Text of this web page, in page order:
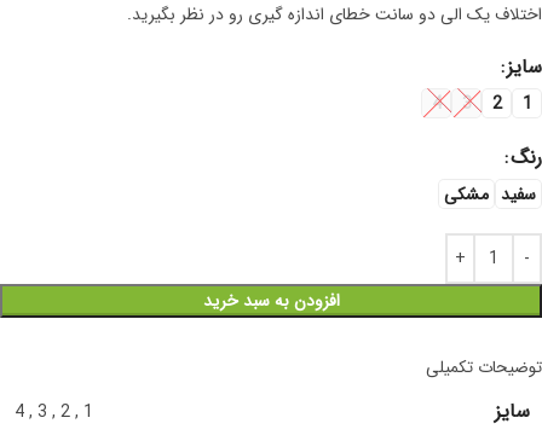
اختلاف یک الی دو سانت خطای اندازه گیری رو در نظر بگیرید.
سایز
1
2
3
4
رنگ
سفید مشکی
افزودن به سبد خرید
توضیحات تکمیلی
سایز 1
,
2
,
3
,
4